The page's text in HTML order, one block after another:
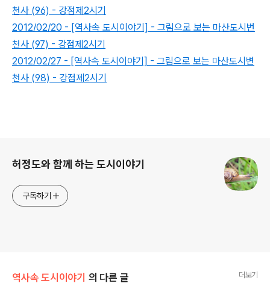
천사 (96) - 강점제2시기
2012/02/20 - [역사속 도시이야기] - 그림으로 보는 마산도시번
천사 (97) - 강점제2시기
2012/02/27 - [역사속 도시이야기] - 그림으로 보는 마산도시변
천사 (98) - 강점제2시기
허정도와 함께 하는 도시이야기
구독하기
역사속 도시이야기 의 다른 글 더보기